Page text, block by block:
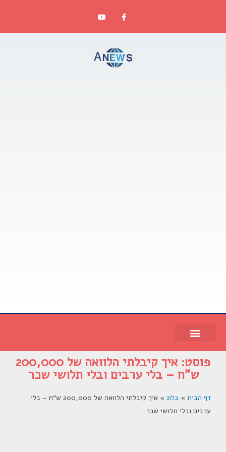
פוסט: איך קיבלתי הלוואה של 200,000
ש"ח – בלי ערבים ובלי תלושי שכר
דף הבית » בלוג »
איך קיבלתי הלוואה של 200,000 ש"ח – בלי
ערבים ובלי תלושי שכר